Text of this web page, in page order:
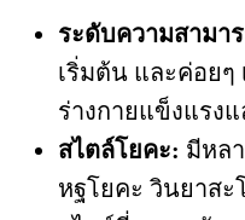
ระดับความสามา
เริ่มต้น และค่อยๆ
ร่างกายแข็งแรง
สไตล์โยคะ: มีหล
หฐโยคะ วินยาสะ